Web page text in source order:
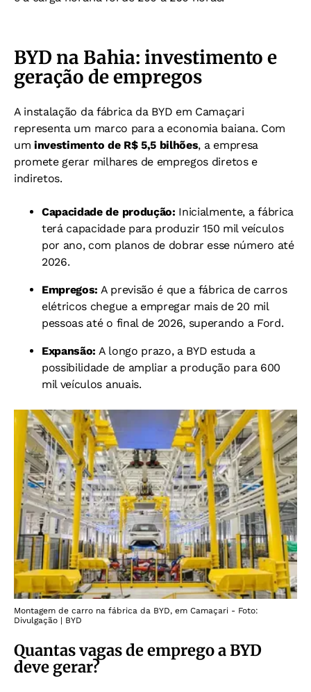
BYD na Bahia: investimento e
geração de empregos
A instalação da fábrica da BYD em Camaçari
representa um marco para a economia baiana. Com
uminvestimento de R$ 5,5 bilhões, a empresa
promete gerar milhares de empregos diretos e
indiretos.
Capacidade de produção: Inicialmente, a fábrica
terá capacidade para produzir 150 mil veículos
por ano, com planos de dobrar esse número até
2026.
Empregos: A previsão é que a fábrica de carros
elétricos chegue a empregar mais de 20 mil
pessoas até o final de 2026, superando a Ford.
Expansão: A longo prazo, a BYD estuda a
possibilidade de ampliar a produção para 600
mil veículos anuais.
Montagem de carro na fábrica da BYD, em Camaçari - Foto:
Divulgação | BYD
Quantas vagas de emprego a BYD
deve gerar?